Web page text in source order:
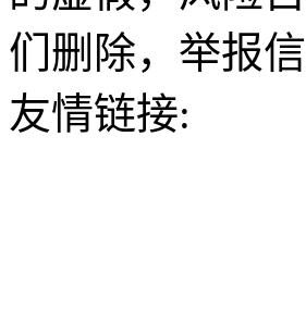
们删除，举报
友情链接: